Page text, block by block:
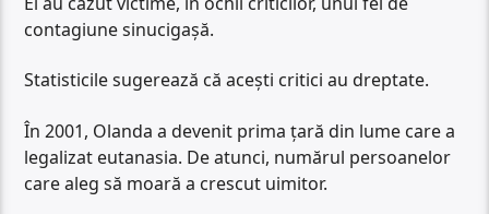
contagiune sinucigașă.
Statisticile sugerează că acești critici au dreptate.
În 2001, Olanda a devenit prima țară din lume care a
legalizat eutanasia. De atunci, numărul persoanelor
care aleg să moară a crescut uimitor.